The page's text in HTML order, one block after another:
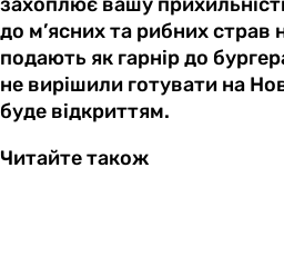
до м’ясних та рибних страв
подають як гарнір до
не вирішили готувати на
буде відкриттям.
Читайте також